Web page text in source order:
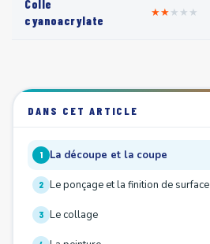
Colle
cyanoacrylate
★★★ ★ ★
DANS CET ARTICLE
1 La découpe et la coupe
2 Le ponçage et la finition de surface
3 Le collage